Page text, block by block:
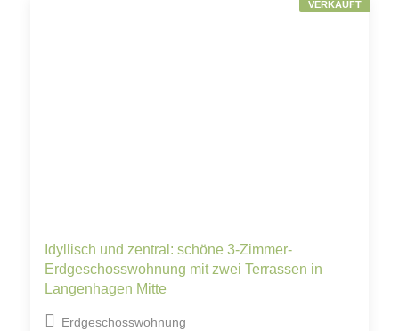
Idyllisch und zentral: schöne 3-Zimmer-
Erdgeschosswohnung mit zwei Terrassen in
Langenhagen Mitte
Erdgeschosswohnung
VERKAUFT